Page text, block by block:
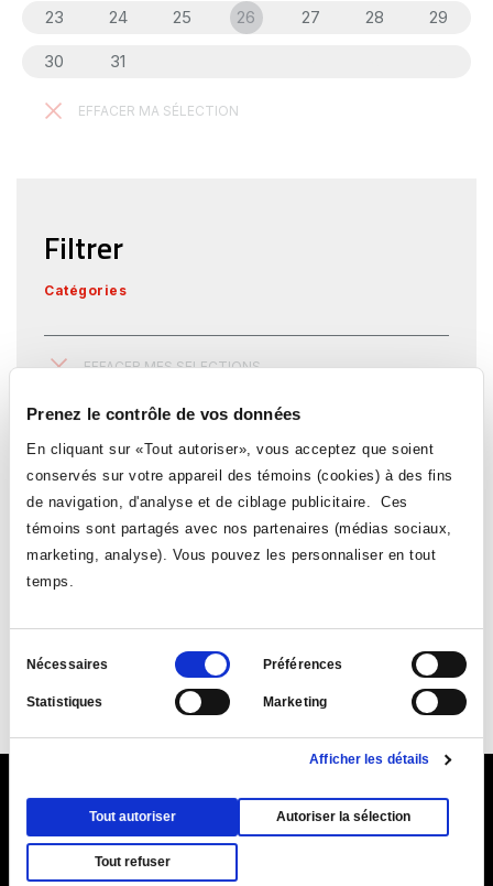
Prenez le contrôle de vos données
En cliquant sur «Tout autoriser», vous acceptez que soient
conservés sur votre appareil des témoins (cookies) à des fins
de navigation, d'analyse et de ciblage publicitaire. Ces
témoins sont partagés avec nos partenaires (médias sociaux,
marketing, analyse). Vous pouvez les personnaliser en tout
temps.
Sélection
consentement
Nécessaires Préférences
Statistiques Marketing
Afficher les détails
Tout autoriser Autoriser la sélection
Tout refuser
23 24 25 26 27 28 29
30 31
EFFACER MA SÉLECTION
Filtrer
Catégories
EFFACER MES SELECTIONS
RÉSULTAT:0 ÉVÉNEMENT
Suivez-nous
lien
une
nouvelle
fenêtre
Ce
lien
nouvelle
Ce
lien
s'ouvrira
une
nouvelle
lien
s'ouvrira
une
nouvelle
9155, rue Saint-Hubert, Montréal (Québec) H2M 1Y8
Ce
lien
Plan du Collège (PDF)Ce| Annuaire | Coordonnées et